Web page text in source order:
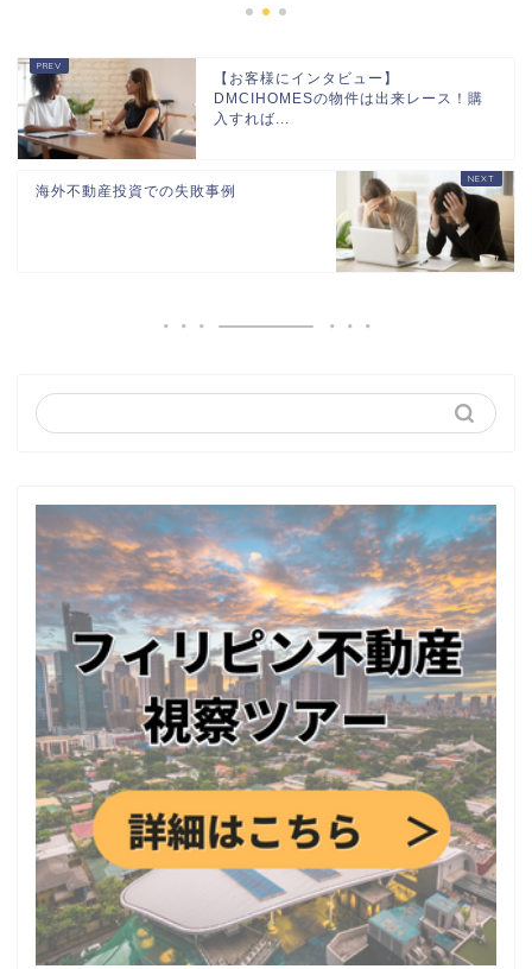
【お客様にインタビュー】
DMCIHOMESの物件は出来レース！購
入すれば...
海外不動産投資での失敗事例